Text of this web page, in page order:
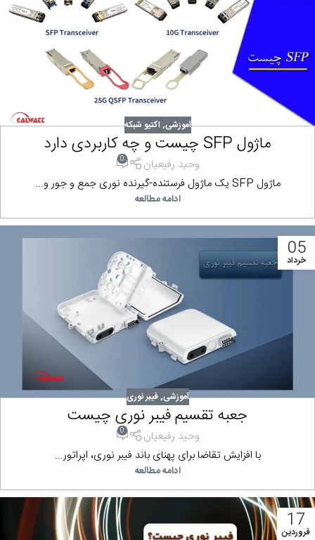
آموزشی, اکتیو شبکه
ماژول SFP چیست و چه کاربردی دارد
وحید رفیعیان 0
ماژول SFP یک ماژول فرستنده-گیرنده نوری جمع و جور و...
ادامه مطالعه
05
خرداد
آموزشی,فیبر نوری
جعبه تقسیم فیبر نوری چیست
وحید رفیعیان 0
با افزایش تقاضا برای پهنای باند فیبر نوری، اپراتور...
ادامه مطالعه
17
فروردین